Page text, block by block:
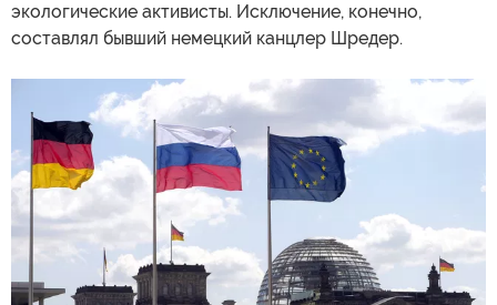
экологические активисты. Исключение, конечно,
составлял бывший немецкий канцлер Шредер.